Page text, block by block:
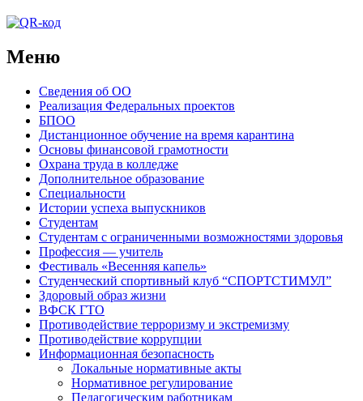
Меню
Сведения об ОО
Реализация Федеральных проектов
БПОО
Дистанционное обучение на время карантина
Основы финансовой грамотности
Охрана труда в колледже
Дополнительное образование
Специальности
Истории успеха выпускников
Студентам
Студентам с ограниченными возможностями здоровья
Профессия — учитель
Фестиваль «Весенняя капель»
Студенческий спортивный клуб “СПОРТСТИМУЛ”
Здоровый образ жизни
ВФСК ГТО
Противодействие терроризму и экстремизму
Противодействие коррупции
Информационная безопасность
Локальные нормативные акты
Нормативное регулирование
Педагогическим работникам